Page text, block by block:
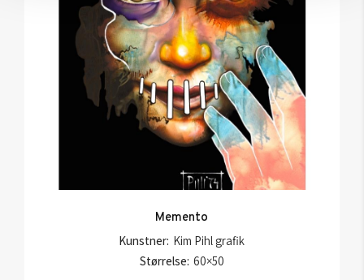
Memento
Kunstner: Kim Pihl grafik
Størrelse: 60×50